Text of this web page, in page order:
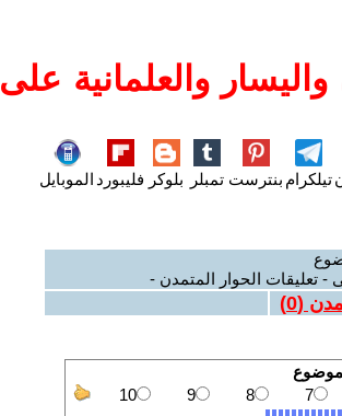
والعلمانية على
تيلكرام بنترست تمبلر بلوكر فليبورد الموبايل
- تعليقات الحوار المتمدن -
(
0
)